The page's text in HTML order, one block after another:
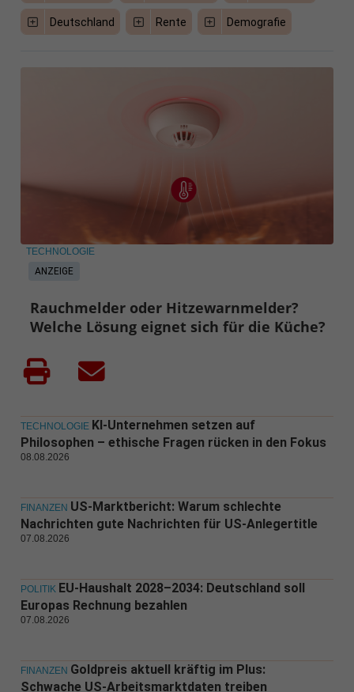
Deutschland Rente Demografie
ANZEIGE
TECHNOLOGIE
Rauchmelder oder Hitzewarnmelder?
Welche Lösung eignet sich für die Küche?
TECHNOLOGIE KI-Unternehmen setzen auf
Philosophen – ethische Fragen rücken in den Fokus
08.08.2026
FINANZEN US-Marktbericht: Warum schlechte
Nachrichten gute Nachrichten für US-Anlegertitle
07.08.2026
POLITIK EU-Haushalt 2028–2034: Deutschland soll
Europas Rechnung bezahlen
07.08.2026
FINANZEN Goldpreis aktuell kräftig im Plus:
Schwache US-Arbeitsmarktdaten treiben